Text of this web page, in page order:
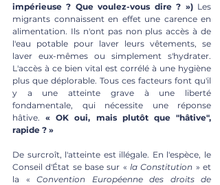
impérieuse ? Que voulez-vous dire ? ») Les
migrants connaissent en effet une carence en
alimentation. Ils n'ont pas non plus accès à de
l'eau potable pour laver leurs vêtements, se
laver eux-mêmes ou simplement s'hydrater.
L'accès à ce bien vital est corrélé à une hygiène
plus que déplorable. Tous ces facteurs font qu'il
y a une atteinte grave à une liberté
fondamentale, qui nécessite une réponse
hâtive. « OK oui, mais plutôt que "hâtive",
rapide ? »
De surcroît, l'atteinte est illégale. En l'espèce, le
Conseil d'État se base sur « la Constitution » et
la « Convention Européenne des droits de